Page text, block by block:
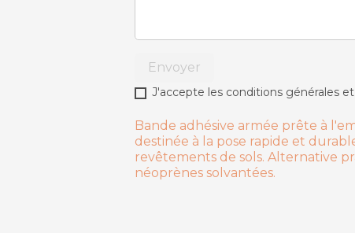
Envoyer
J'accepte les conditions générales
Bande adhésive armée prête à
destinée à la pose rapide et
revêtements de sols. Alternative
néoprènes solvantées.